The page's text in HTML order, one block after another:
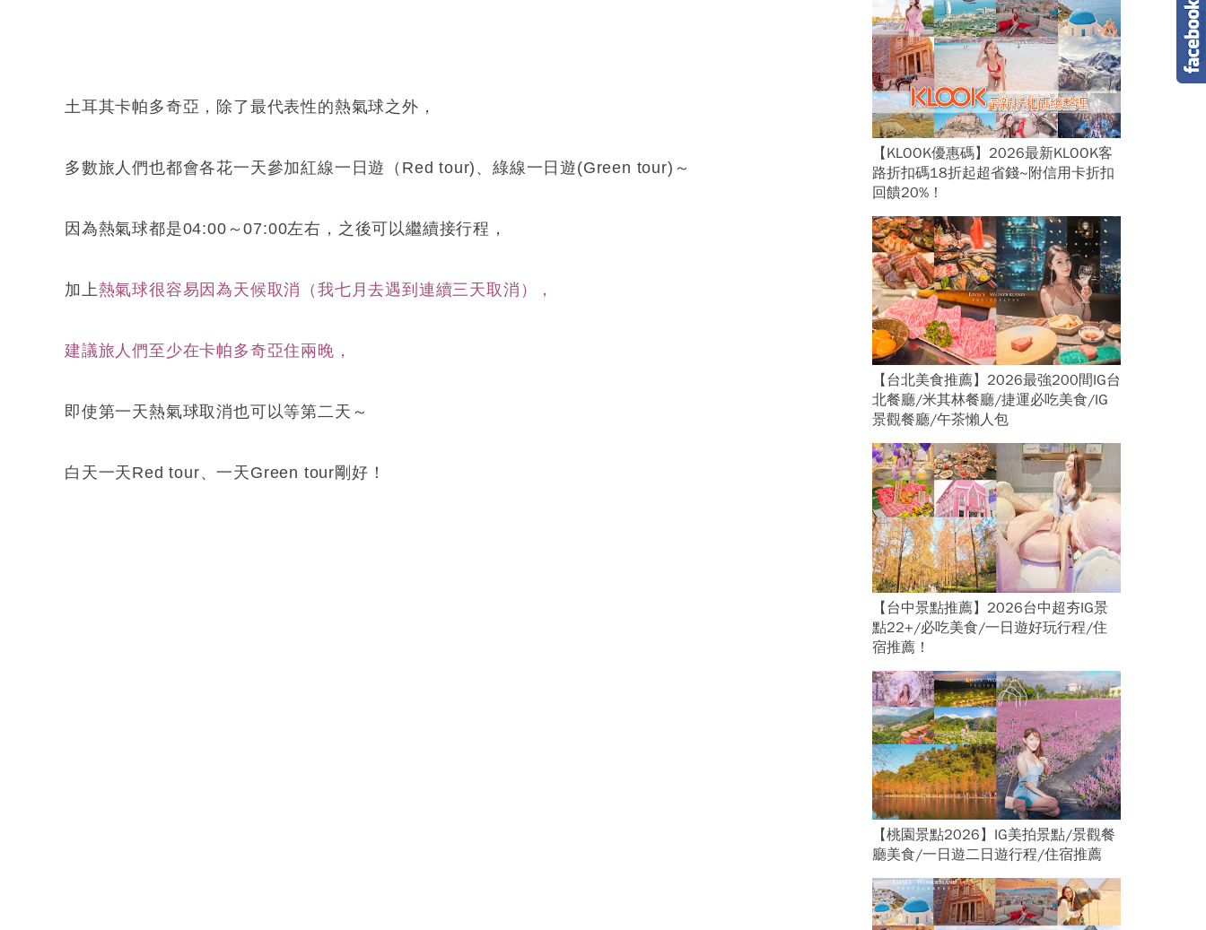
土耳其卡帕多奇亞，除了最代表性的熱氣球之外，
多數旅人們也都會各花一天參加紅線一日遊（Red tour)、綠線一日遊(Green tour)～
因為熱氣球都是04:00～07:00左右，之後可以繼續接行程，
加上熱氣球很容易因為天候取消（我七月去遇到連續三天取消），
建議旅人們至少在卡帕多奇亞住兩晚，
即使第一天熱氣球取消也可以等第二天～
白天一天Red tour、一天Green tour剛好！
【KLOOK優惠碼】2026最新KLOOK客
路折扣碼18折起超省錢~附信用卡折扣
回饋20%！
【台北美食推薦】2026最強200間IG台
北餐廳/米其林餐廳/捷運必吃美食/IG
景觀餐廳/午茶懶人包
【台中景點推薦】2026台中超夯IG景
點22+/必吃美食/一日遊好玩行程/住
宿推薦！
【桃園景點2026】IG美拍景點/景觀餐
廳美食/一日遊二日遊行程/住宿推薦